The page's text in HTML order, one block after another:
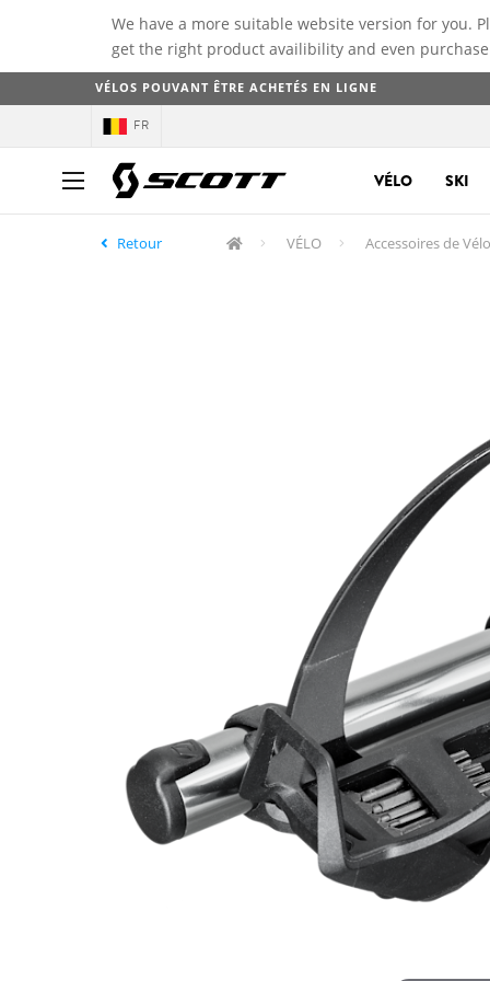
We have a more suitable website version for you.
get the right product availibility and even
VÉLOS POUVANT ÊTRE ACHETÉS EN LIGNE
FR
VÉLO SKI
Retour VÉLO Accessoires de Vélo